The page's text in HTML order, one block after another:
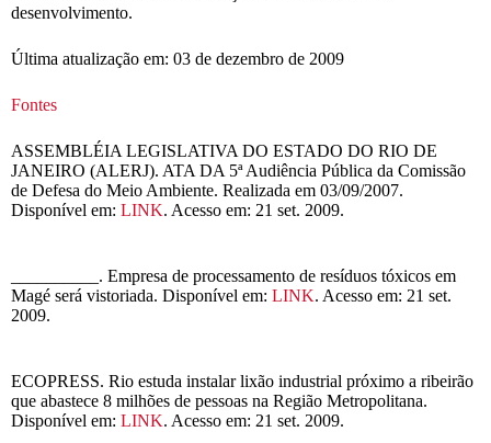
desenvolvimento.
Última atualização em: 03 de dezembro de 2009
Fontes
ASSEMBLÉIA LEGISLATIVA DO ESTADO DO RIO DE
JANEIRO (ALERJ). ATA DA 5ª Audiência Pública da Comissão
de Defesa do Meio Ambiente. Realizada em 03/09/2007.
Disponível em: LINK. Acesso em: 21 set. 2009.
__________. Empresa de processamento de resíduos tóxicos em
Magé será vistoriada. Disponível em: LINK. Acesso em: 21 set.
2009.
ECOPRESS. Rio estuda instalar lixão industrial próximo a ribeirão
que abastece 8 milhões de pessoas na Região Metropolitana.
Disponível em: LINK. Acesso em: 21 set. 2009.